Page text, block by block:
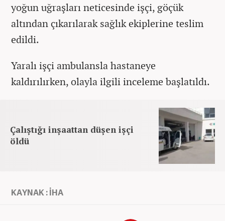
yoğun uğraşları neticesinde işçi, göçük
altındançıkarılarak sağlık ekiplerine teslim
edildi.
Yaralı işçi ambulansla hastaneye
kaldırılırken, olayla ilgili inceleme başlatıldı.
Çalıştığı inşaattan düşen işçi
öldü
KAYNAK : İHA